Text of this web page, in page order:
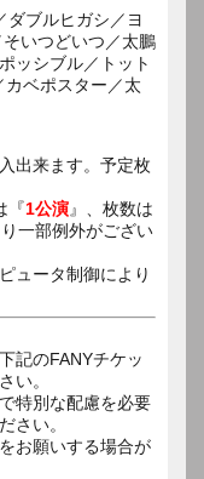
ダブルヒガシ／ヨ
いつどいつ／太鵬
ッシブル／トット
ベポスター／太
出来ます。予定枚
『1公演』、枚数は
一部例外がござい
ュータ制御により
記のFANYチケッ
い。
特別な配慮を必要
さい。
お願いする場合が